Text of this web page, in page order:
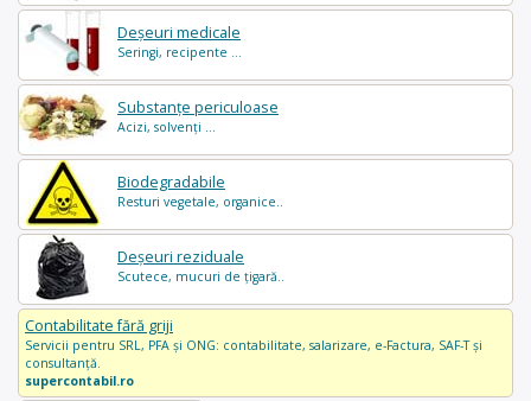
Deșeuri medicale
Seringi, recipente ...
Substanțe periculoase
Acizi, solvenți ...
Biodegradabile
Resturi vegetale, organice..
Deșeuri reziduale
Scutece, mucuri de țigară..
Contabilitate fără griji
Servicii pentru SRL, PFA și ONG: contabilitate, salarizare, e-Factura, SAF-T și
consultanță.
supercontabil.ro